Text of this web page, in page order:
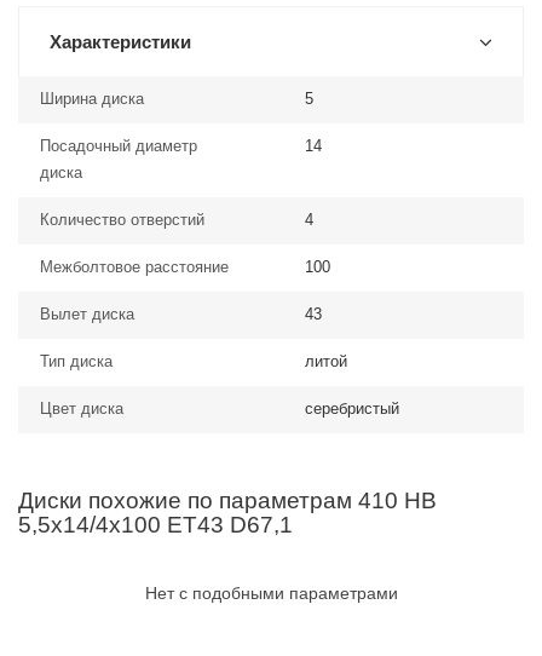
Характеристики
Ширина диска 5
Посадочный диаметр
диска
14
Количество отверстий 4
Межболтовое расстояние 100
Вылет диска 43
Тип диска литой
Цвет диска серебристый
Диски похожие по параметрам 410 HB
5,5x14/4x100 ET43 D67,1
Нет с подобными параметрами